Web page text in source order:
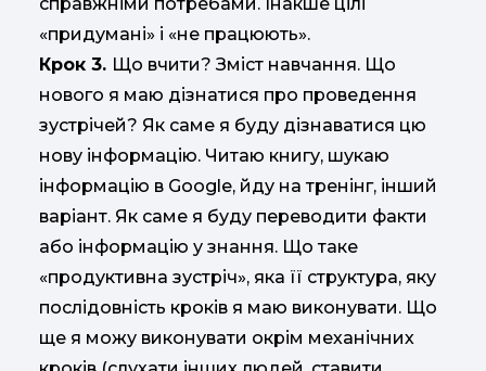
«придумані» і «не працюють».
Крок 3. Що вчити? Зміст навчання. Що
нового я маю дізнатися про проведення
зустрічей? Як саме я буду дізнаватися цю
нову інформацію. Читаю книгу, шукаю
інформацію в Google, йду на тренінг, інший
варіант. Як саме я буду переводити факти
або інформацію у знання. Що таке
«продуктивна зустріч», яка її структура, яку
послідовність кроків я маю виконувати. Що
ще я можу виконувати окрім механічних